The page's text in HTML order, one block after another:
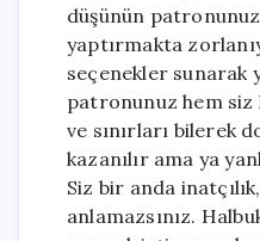
düşünün
yaptırmakta
seçenekler sunarak
patronunuz hem siz
ve sınırları bilerek
kazanılır ama ya
Siz bir anda
anlamazsınız.